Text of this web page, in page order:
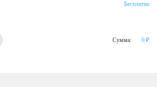
Бесплатно
Сумма: 0 ₽